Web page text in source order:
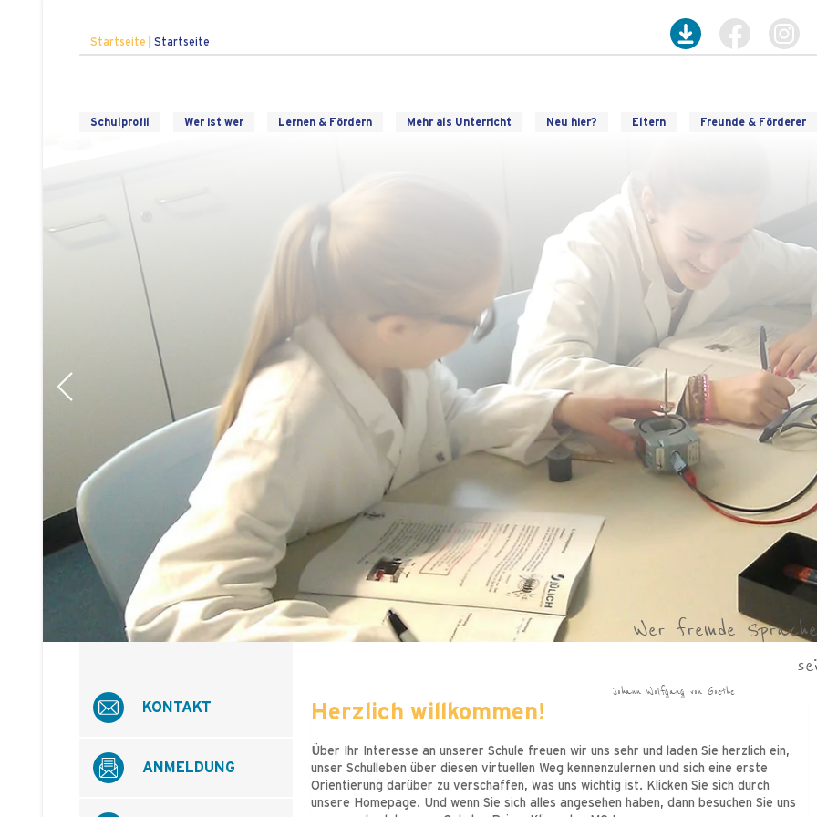
Startseite Startseite
Schulprofil Wer ist wer Lernen & Fördern Mehr als Unterricht Neu hier? Eltern Freunde & Förderer
Oh welche Zauber
Lass Dich nicht
Sei frech und wild
Astrid Lindgren
Wer fremde
Johann Wolfgang von Goethe
When they go low,
Michelle Obama
Girls should never
Was dem
Friedrich Wilhelm Raiffeisen
Ein Buch lesen –
Marguerite Duras
Im Grunde sind es
die dem
Wilhelm von Humboldt
Menschen zu finden,
ist wohl das
Carl Spitteler
Ein Kind braucht
Rudolf Dreikurs
Oh welche Zauber
Lass Dich nicht
Sei frech und wild
Astrid Lindgren
KONTAKT
ANMELDUNG
Herzlich willkommen!
Über Ihr Interesse an unserer Schule freuen wir uns sehr und laden Sie herzlich ein,
unser Schulleben über diesen virtuellen Weg kennenzulernen und sich eine erste
Orientierung darüber zu verschaffen, was uns wichtig ist. Klicken Sie sich durch
unsere Homepage. Und wenn Sie sich alles angesehen haben, dann besuchen Sie uns